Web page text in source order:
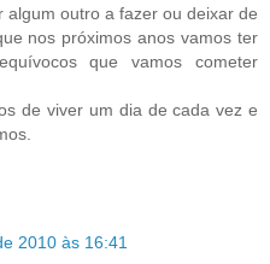
algum outro a fazer ou deixar de
nos próximos anos vamos ter
que vamos cometer
de viver um dia de cada vez e
2010 às 16:41